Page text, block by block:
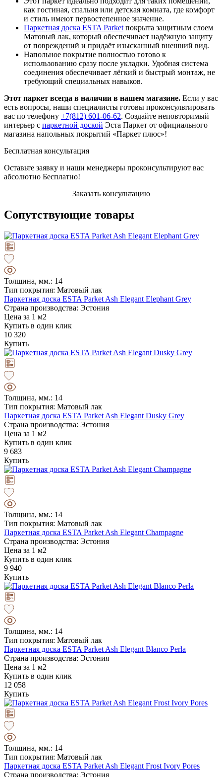
как гостиная, спальня или детская комната, где комфорт
и стиль имеют первостепенное значение.
Паркетная доска ESTA Parket покрыта защитным слоем
Матовый лак, который обеспечивает надёжную защиту
от повреждений и придаёт изысканный внешний вид.
Напольное покрытие полностью готово к
использованию сразу после укладки. Удобная система
соединения обеспечивает лёгкий и быстрый монтаж, не
требующий специальных навыков.
Этот паркет всегда в наличии в нашем магазине. Если у вас
есть вопросы, наши специалисты готовы проконсультировать
вас по телефону +7(812) 601-06-62. Создайте неповторимый
интерьер с паркетной доской Эста Паркет от официального
магазина напольных покрытий «Паркет плюс»!
Бесплатная консультация
Оставьте заявку и наши менеджеры проконсультируют вас
абсолютно Бесплатно!
Заказать консультацию
Сопутствующие товары
Толщина, мм.: 14
Тип покрытия: Матовый лак
Паркетная доска ESTA Parket Ash Elegant Elephant Grey
Страна производства: Эстония
Цена за 1 м2
Купить в один клик
10 320
Купить
Толщина, мм.: 14
Тип покрытия: Матовый лак
Паркетная доска ESTA Parket Ash Elegant Dusky Grey
Страна производства: Эстония
Цена за 1 м2
Купить в один клик
9 683
Купить
Толщина, мм.: 14
Тип покрытия: Матовый лак
Паркетная доска ESTA Parket Ash Elegant Champagne
Страна производства: Эстония
Цена за 1 м2
Купить в один клик
9 940
Купить
Толщина, мм.: 14
Тип покрытия: Матовый лак
Паркетная доска ESTA Parket Ash Elegant Blanco Perla
Страна производства: Эстония
Цена за 1 м2
Купить в один клик
12 058
Купить
Толщина, мм.: 14
Тип покрытия: Матовый лак
Паркетная доска ESTA Parket Ash Elegant Frost Ivory Pores
Страна производства: Эстония